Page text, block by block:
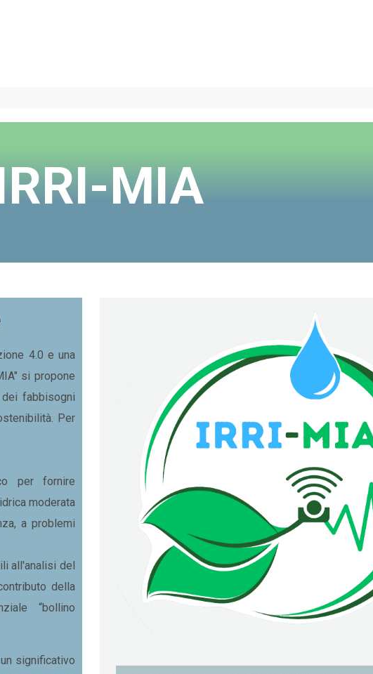
MIA
4.0 e una
si propone
fabbisogni
Per
per fornire
moderata
a problemi
all'analisi del
della
“bollino
significativo